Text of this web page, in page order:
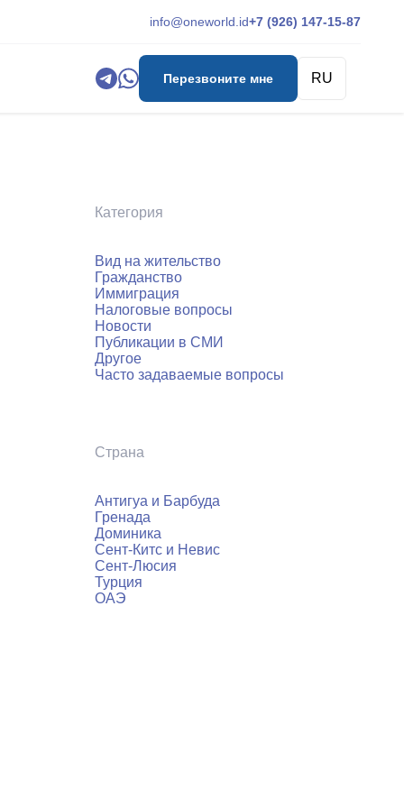
info@oneworld.id+7 (926) 147-15-87
Перезвоните мне RU
Категория
Вид на жительство
Гражданство
Иммиграция
Налоговые вопросы
Новости
Публикации в СМИ
Другое
Часто задаваемые вопросы
Страна
Антигуа и Барбуда
Гренада
Доминика
Сент-Китс и Невис
Сент-Люсия
Турция
ОАЭ